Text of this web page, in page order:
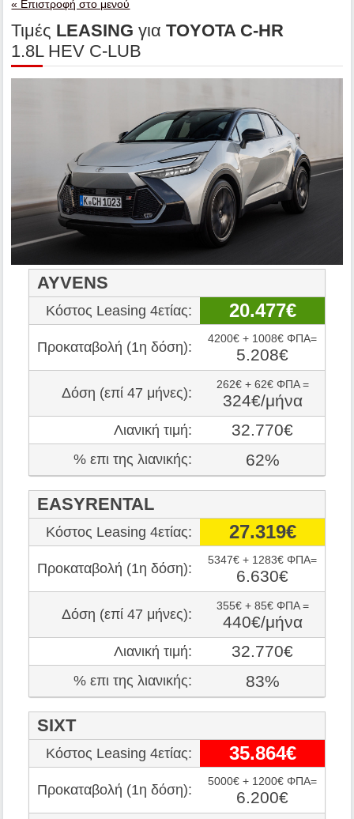
« Επιστροφή στο μενού
Τιμές LEASING γιαTOYOTA C-HR
1.8L HEV C-LUB
AYVENS
Κόστος Leasing 4ετίας: 20.477€
Προκαταβολή (1η δόση):
4200€ + 1008€ ΦΠΑ=
5.208€
Δόση (επί 47 μήνες):
262€ + 62€ ΦΠΑ =
324€/μήνα
Λιανική τιμή: 32.770€
% επι της λιανικής: 62%
EASYRENTAL
Κόστος Leasing 4ετίας: 27.319€
Προκαταβολή (1η δόση):
5347€ + 1283€ ΦΠΑ=
6.630€
Δόση (επί 47 μήνες):
355€ + 85€ ΦΠΑ =
440€/μήνα
Λιανική τιμή: 32.770€
% επι της λιανικής: 83%
SIXT
Κόστος Leasing 4ετίας: 35.864€
Προκαταβολή (1η δόση):
5000€ + 1200€ ΦΠΑ=
6.200€